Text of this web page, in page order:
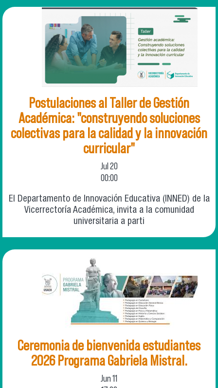
Postulaciones al Taller de Gestión
Académica: "construyendo soluciones
colectivas para la calidad y la innovación
curricular"
Jul 20
00:00
El Departamento de Innovación Educativa (INNED) de la
Vicerrectoría Académica, invita a la comunidad
universitaria a parti
Ceremonia de bienvenida estudiantes
2026 Programa Gabriela Mistral.
Jun11